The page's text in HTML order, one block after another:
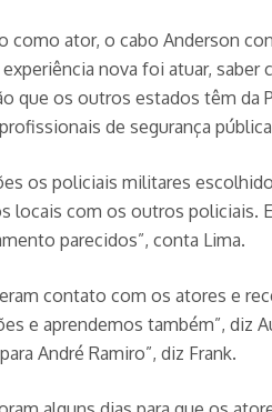
como ator, o cabo Anderson
nova foi atuar,
que os outros estados têm da
de segurança
os policiais militares
locais com os outros policiais.
parecidos”, conta Lima.
contato com os atores e
e aprendemos também”, diz
André Ramiro”, diz Frank.